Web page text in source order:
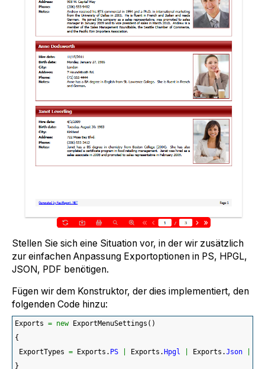
Stellen Sie sich eine Situation vor, in der wir zusätzlich
zur einfachen Anpassung Exportoptionen in PS, HPGL,
JSON, PDF benötigen.
Fügen wir dem Konstruktor, der dies implementiert, den
folgenden Code hinzu:
Exports = new ExportMenuSettings ( )
{
ExportTypes = Exports. PS Exports. Hpgl Exports.Json
}